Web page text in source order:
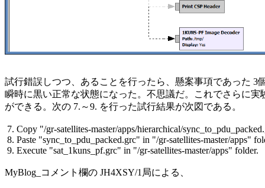
試行錯誤しつつ、あることを行ったら、懸案事項であった 3
瞬時に黒い正常な状態になった。不思議だ。これでさらに実
ができる。次の 7.～9. を行った試行結果が次図である。
7. Copy "/gr-satellites-master/apps/hierarchical/
8. Paste "sync_to_pdu_packed.grc" in "/gr-satellites-master/apps"
9. Execute "sat_1kuns_pf.grc" in "/gr-satellites-master/apps" folder.
MyBlog_コメント欄の JH4XSY/1局による、